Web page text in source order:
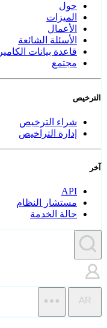
حول
الميزات
الأعمال
الأسئلة الشائعة
قاعدة بيانات الكاميرا
مجتمع
الترخيص
شراء الترخيص
إدارة التراخيص
آخر
API
مستشار النظام
حالة الخدمة
AR